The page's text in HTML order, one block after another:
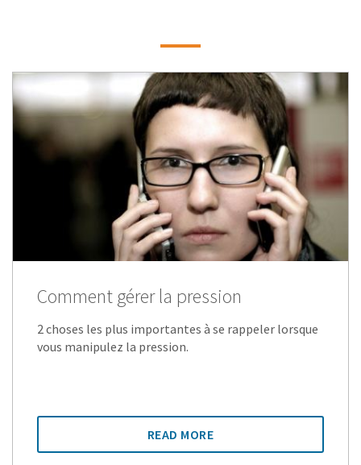
Comment gérer la pression
2 choses les plus importantes à se rappeler lorsque
vous manipulez la pression.
READ MORE